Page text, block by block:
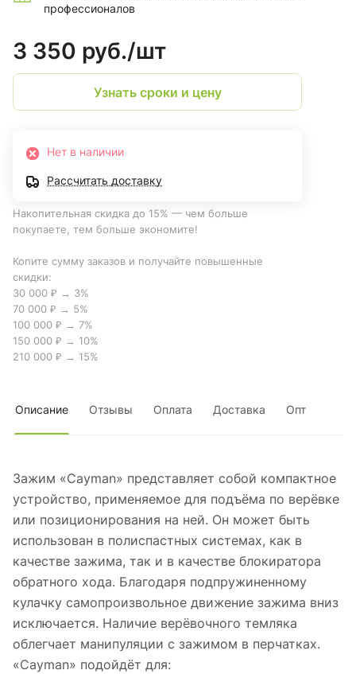
профессионалов
3 350 руб./шт
Узнать сроки и цену
Нет в наличии
Рассчитать доставку
Накопительная скидка до 15% — чем больше
покупаете, тем больше экономите!
Копите сумму заказов и получайте повышенные
скидки:
30 000 ₽ → 3%
70 000 ₽ → 5%
100 000 ₽ → 7%
150 000 ₽ → 10%
210 000 ₽ → 15%
Описание Отзывы Оплата Доставка Опт
Зажим «Cayman» представляет собой компактное
устройство, применяемое для подъёма по верёвке
или позиционирования на ней. Он может быть
использован в полиспастных системах, как в
качестве зажима, так и в качестве блокиратора
обратного хода. Благодаря подпружиненному
кулачку самопроизвольное движение зажима вниз
исключается. Наличие верёвочного темляка
облегчает манипуляции с зажимом в перчатках.
«Cayman» подойдёт для: